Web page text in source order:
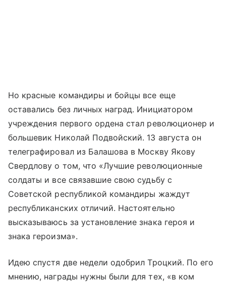
Но красные командиры и бойцы все еще
оставались без личных наград. Инициатором
учреждения первого ордена стал революционер и
большевик Николай Подвойский. 13 августа он
телеграфировал из Балашова в Москву Якову
Свердлову о том, что «Лучшие революционные
солдаты и все связавшие свою судьбу с
Советской республикой командиры жаждут
республиканских отличий. Настоятельно
высказываюсь за установление знака героя и
знака героизма».
Идею спустя две недели одобрил Троцкий. По его
мнению, награды нужны были для тех, «в ком